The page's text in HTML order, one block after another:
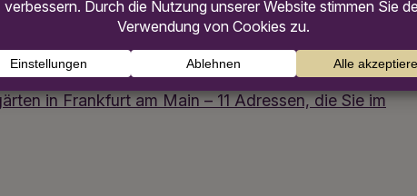
in Frankfurt am Main – 11 Adressen, die Sie im